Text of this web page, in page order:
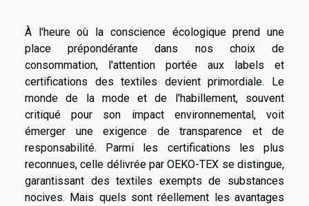
À l'heure où la conscience écologique prend une
place prépondérante dans nos choix de
consommation, l'attention portée aux labels et
certifications des textiles devient primordiale. Le
monde de la mode et de l'habillement, souvent
critiqué pour son impact environnemental, voit
émerger une exigence de transparence et de
responsabilité. Parmi les certifications les plus
reconnues, celle délivrée par OEKO-TEX se distingue,
garantissant des textiles exempts de substances
nocives. Mais quels sont réellement les avantages